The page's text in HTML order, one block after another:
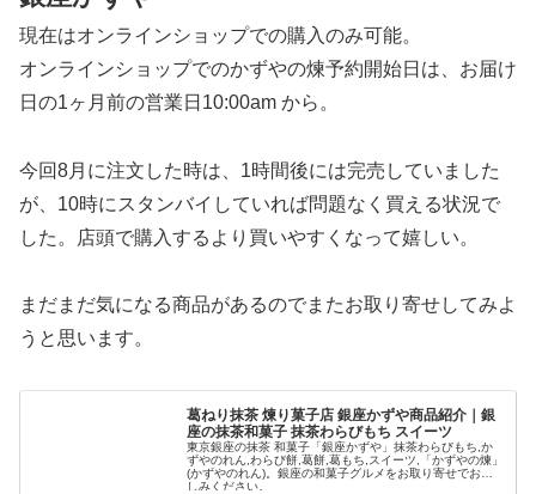
現在はオンラインショップでの購入のみ可能。
オンラインショップでのかずやの煉予約開始日は、お届け
日の1ヶ月前の営業日10:00am から。
今回8月に注文した時は、1時間後には完売していました
が、10時にスタンバイしていれば問題なく買える状況で
した。店頭で購入するより買いやすくなって嬉しい。
まだまだ気になる商品があるのでまたお取り寄せしてみよ
うと思います。
葛ねり抹茶 煉り菓子店 銀座かずや商品紹介｜銀
座の抹茶和菓子 抹茶わらびもち スイーツ
東京銀座の抹茶 和菓子「銀座かずや」抹茶わらびもち,か
ずやのれん,わらび餅,葛餅,葛もち,スイーツ,「かずやの煉」
(かずやのれん)。銀座の和菓子グルメをお取り寄せでお楽
しみください。